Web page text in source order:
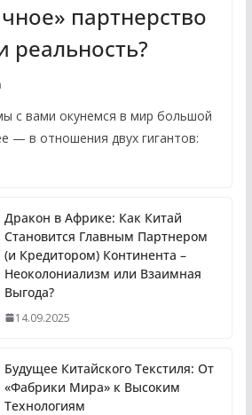
партнерство
с вами окунемся в мир большой
— в отношения двух гигантов:
Дракон в Африке: Как Китай
Становится Главным Партнером
(и Кредитором) Континента –
Неоколониализм или Взаимная
Выгода?
14.09.2025
Будущее Китайского Текстиля: От
«Фабрики Мира» к Высоким
Технологиям